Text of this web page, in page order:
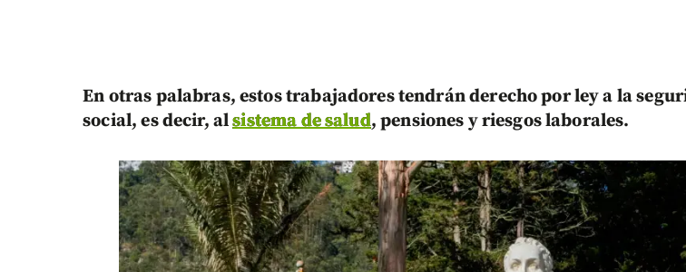
En otras palabras, estos trabajadores tendrán derecho por ley a la
social, es decir, alsistema de salud, pensiones y riesgos laborales.